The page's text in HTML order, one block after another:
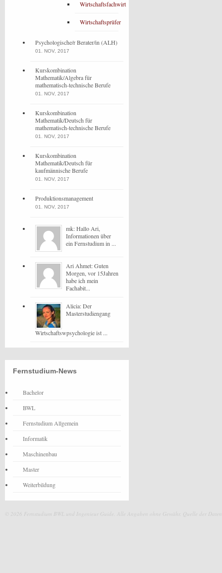
Wirtschaftsfachwirt
Wirtschaftsprüfer
Psychologische/r Berater/in (ALH)
01. NOV, 2017
Kurskombination
Mathematik/Algebra für
mathematisch-technische Berufe
01. NOV, 2017
Kurskombination
Mathematik/Deutsch für
mathematisch-technische Berufe
01. NOV, 2017
Kurskombination
Mathematik/Deutsch für
kaufmännische Berufe
01. NOV, 2017
Produktionsmanagement
01. NOV, 2017
mk: Hallo Ari,
Informationen über
ein Fernstudium in ...
Ari Ahmet: Guten
Morgen, vor 15Jahren
habe ich mein
Fachabit...
Alicia: Der
Masterstudiengang
Wirtschaftswpsychologie ist ...
Fernstudium-News
Bachelor
BWL
Fernstudium Allgemein
Informatik
Maschinenbau
Master
Weiterbildung
© 2026 Fernstudium BWL und Ingenieur Guide. Alle Angaben ohne Gewähr. Quelle der